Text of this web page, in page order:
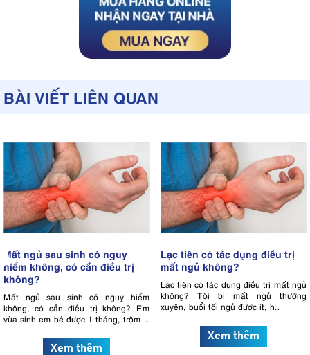
BÀI VIẾT LIÊN QUAN
Mất ngủ sau sinh có nguy
hiểm không, có cần điều trị
không?
Mất ngủ sau sinh có nguy hiểm
không, có cần điều trị không? Em
vừa sinh em bé được 1 tháng, trộm …
Xem thêm
Lạc tiên có tác dụng điều trị
mất ngủ không?
Lạc tiên có tác dụng điều trị mất ngủ
không? Tôi bị mất ngủ thường
xuyên, buổi tối ngủ được ít, h…
Xem thêm